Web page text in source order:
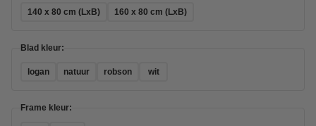
140 x 80 cm (LxB) 160 x 80 cm (LxB)
Blad kleur:
logan natuur robson wit
Frame kleur: